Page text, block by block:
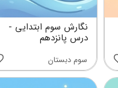
نگارش سوم ابتدایی -
درس پانزدهم
سوم دبستان